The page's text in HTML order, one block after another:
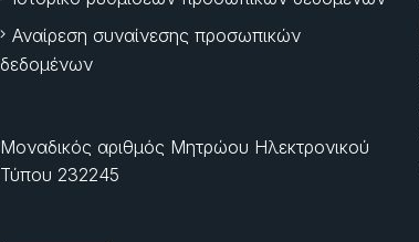
Αναίρεση συναίνεσης προσωπικών
δεδομένων
Μοναδικός αριθμός Μητρώου Ηλεκτρονικού
Τύπου 232245